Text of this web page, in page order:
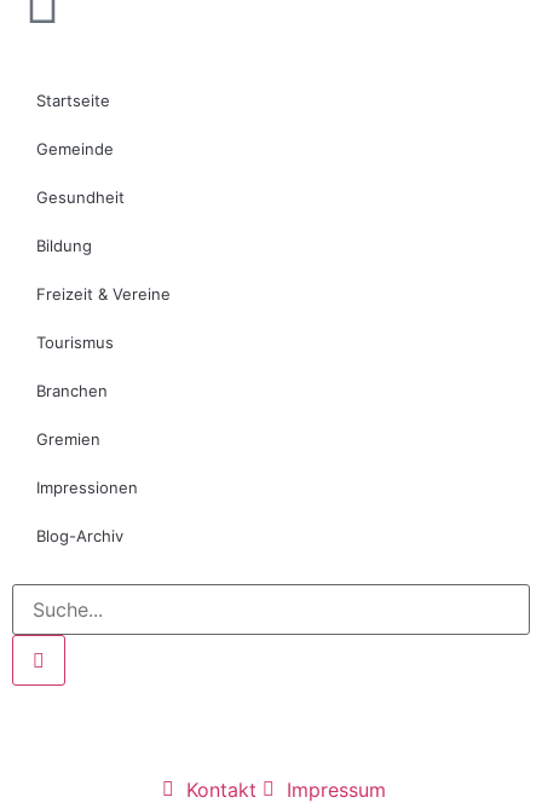
Startseite
Gemeinde
Gesundheit
Bildung
Freizeit & Vereine
Tourismus
Branchen
Gremien
Impressionen
Blog-Archiv
Kontakt Impressum